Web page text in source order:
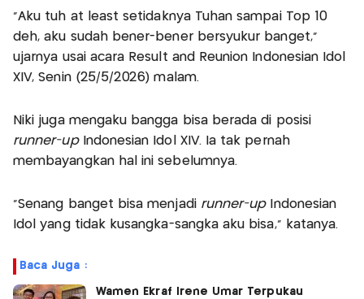
“Aku tuh at least setidaknya Tuhan sampai Top 10
deh, aku sudah bener-bener bersyukur banget,”
ujarnya usai acara Result and Reunion Indonesian Idol
XIV, Senin (25/5/2026) malam.
Niki juga mengaku bangga bisa berada di posisi
runner-up Indonesian Idol XIV. Ia tak pernah
membayangkan hal ini sebelumnya.
“Senang banget bisa menjadi runner-upIndonesian
Idol yang tidak kusangka-sangka aku bisa,” katanya.
Baca Juga :
Wamen Ekraf Irene Umar Terpukau